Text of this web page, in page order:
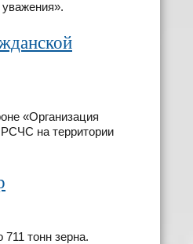
«Организация
РСЧС на территории
тонн зерна.